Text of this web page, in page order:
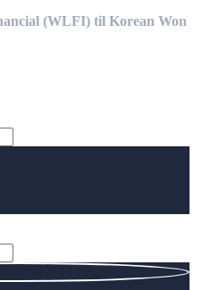
(WLFI) til Korean Won